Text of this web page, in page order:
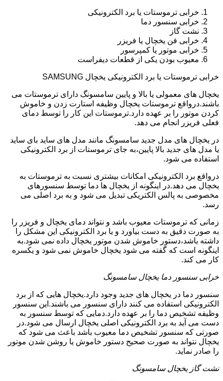
خرابی ترموستات یا برد الکترونیکی
خرابی سنسور دما
نشت گاز
خرابی فن یخچال یا فریزر
خرابی موتور یا کمپرسور
معیوب بودن یکی از قطعات دیفراست
خرابی ترموستات یا برد الکترونیکی یخچال SAMSUNG
یخچال های معمولی یا بالا و پایین سامسونگ دارای ترموستات می
باشند.درواقع ترموستات یخچال وظیفه استارت زدن و خاموش
کردن موتور را بر عهده دارد.ترموستات این کار را توسط دمای
فعلی فریزر انجام می دهد.
در یخچال های مدل جدید سامسونگ مانند مدل های ساید بای ساید
یا مدل های جدید بالا پایین،به جای ترموستات از برد الکترونیکی
استفاده می شود.
درواقع برد الکترونیکی امکانات بیشتری نسبت به ترموستات به
یخچال می دهد.در اینگونه از یخچال ها دما توسط سنسورهای
مخصوصی به پالس الکتریکی تبدیل می شود و به برد اصلی می
رسد.
زمانی که ترموستات معیوب باشد و نتواند دمای یخچال و فریزر را
به صورت دقیق به دست بیاورد و یا برد الکترونیکی این مشکل را
داشته باشد،دستور خاموش شدن موتور یخچال داده نمی شود.به
اینگونه است که گفته می شود یخچال خاموش نمی شود و یکسره
کار می کند.
خرابی سنسور دما یخچال سامسونگ
سنسور دما در یخچال های جدید وجود دارد.یخچال هایی که از برد
الکترونیکی استفاده می کنند دارای سنسور می باشند.این سنسور
وظیفه تشخیص دما را بر عهده دارد.دمایی که توسط سنسور به
دست می آید به برد الکترونیکی اصلی یخچال ارسال می شود.در
صورتی که سنسور تشخیص دما معیوب باشد باعث می شود که
یخچال نتواند به صورت صحیح دستور خاموش یا روشن شدن موتور
را صادر نماید.
نشت گاز یخچال سامسونگ